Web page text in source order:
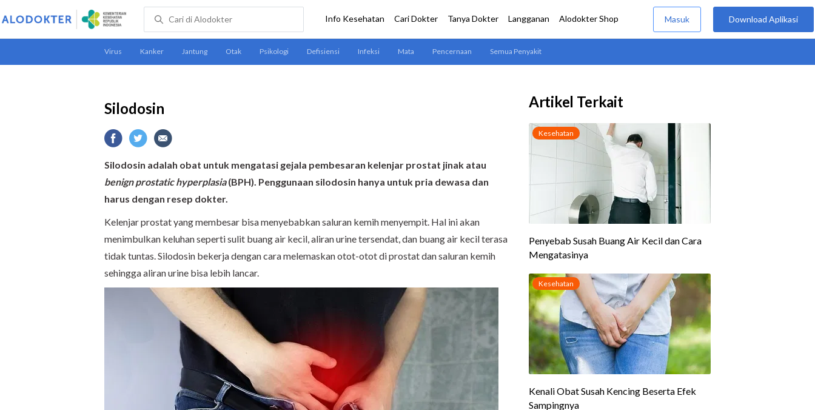
Silodosin
Silodosin adalah obat untuk mengatasi gejala pembesaran kelenjar prostat jinak atau
benign prostatic hyperplasia(BPH). Penggunaan silodosin hanya untuk pria dewasa dan
harus dengan resep dokter.
Kelenjar prostat yang membesar bisa menyebabkan saluran kemih menyempit. Hal ini akan
menimbulkan keluhan seperti sulit buang air kecil, aliran urine tersendat, dan buang air kecil terasa
tidak tuntas. Silodosin bekerja dengan cara melemaskan otot-otot di prostat dan saluran kemih
sehingga aliran urine bisa lebih lancar.
Artikel Terkait